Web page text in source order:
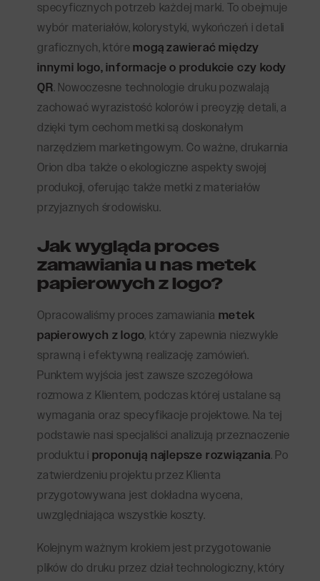
specyficznych potrzeb każdej marki. To obejmuje
wybór materiałów, kolorystyki, wykończeń i detali
graficznych, któremogą zawierać między
innymi logo, informacje o produkcie czy kody
QR. Nowoczesne technologie druku pozwalają
zachować wyrazistość kolorów i precyzję detali, a
dzięki tym cechom metki są doskonałym
narzędziem marketingowym. Co ważne, drukarnia
Orion dba także o ekologiczne aspekty swojej
produkcji, oferując także metki z materiałów
przyjaznych środowisku.
Jak wygląda proces
zamawiania u nas metek
papierowych z logo?
Opracowaliśmy proces zamawiania metek
papierowych z logo, który zapewnia niezwykle
sprawną i efektywną realizację zamówień.
Punktem wyjścia jest zawsze szczegółowa
rozmowa z Klientem, podczas której ustalane są
wymagania oraz specyfikacje projektowe. Na tej
podstawie nasi specjaliści analizują przeznaczenie
produktu i proponują najlepsze rozwiązania. Po
zatwierdzeniu projektu przez Klienta
przygotowywana jest dokładna wycena,
uwzględniająca wszystkie koszty.
Kolejnym ważnym krokiem jest przygotowanie
plików do druku przez dział technologiczny, który